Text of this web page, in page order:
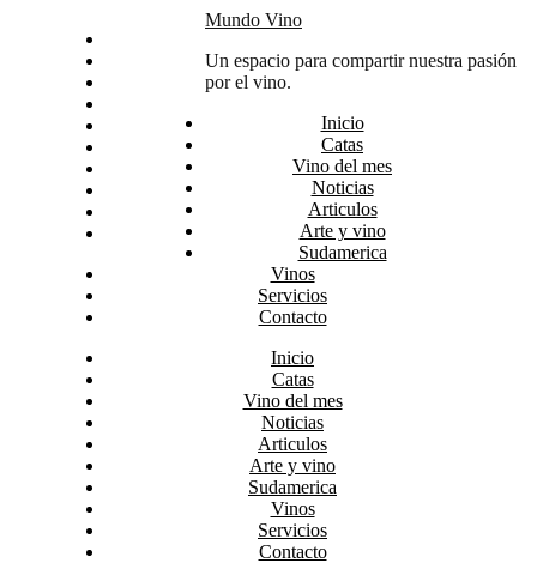
Arte y vino
Sudamerica
Mundo Vino
Un espacio para compartir nuestra pasión
por el vino.
Inicio
Catas
Vino del mes
Noticias
Articulos
Arte y vino
Sudamerica
Vinos
Servicios
Contacto
Inicio
Catas
Vino del mes
Noticias
Articulos
Arte y vino
Sudamerica
Vinos
Servicios
Contacto